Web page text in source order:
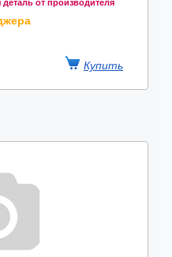
от производителя